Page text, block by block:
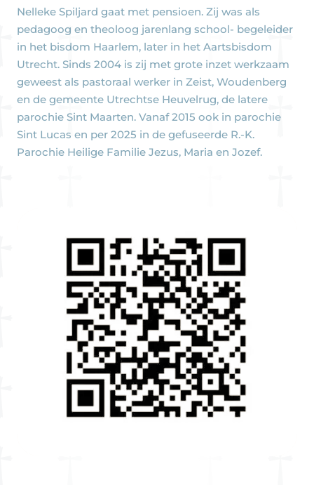
Nelleke Spiljard gaat met pensioen. Zij was als
pedagoog en theoloog jarenlang school- begeleider
in het bisdom Haarlem, later in het Aartsbisdom
Utrecht. Sinds 2004 is zij met grote inzet werkzaam
geweest als pastoraal werker in Zeist, Woudenberg
en de gemeente Utrechtse Heuvelrug, de latere
parochie Sint Maarten. Vanaf 2015 ook in parochie
Sint Lucas en per 2025 in de gefuseerde R.-K.
Parochie Heilige Familie Jezus, Maria en Jozef.